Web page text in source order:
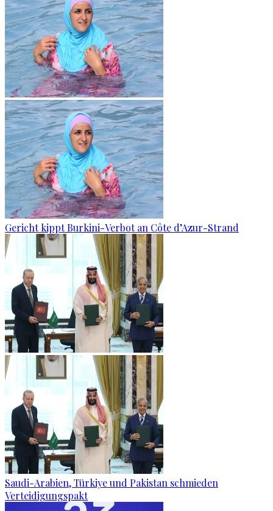
Gericht kippt Burkini-Verbot an Côte d’Azur-Strand
Saudi-Arabien, Türkiye und Pakistan schmieden
Verteidigungspakt